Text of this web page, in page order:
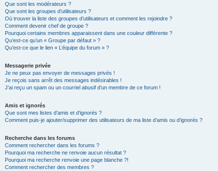
Que sont les modérateurs ?
Que sont les groupes d’utilisateurs ?
Où trouver la liste des groupes d’utilisateurs et comment les rejoindre ?
Comment devenir chef de groupe ?
Pourquoi certains membres apparaissent dans une couleur différente ?
Qu’est-ce qu’un « Groupe par défaut » ?
Qu’est-ce que le lien « L’équipe du forum » ?
Messagerie privée
Je ne peux pas envoyer de messages privés !
Je reçois sans arrêt des messages indésirables !
J’ai reçu un spam ou un courriel abusif d’un membre de ce forum !
Amis et ignorés
Que sont mes listes d’amis et d’ignorés ?
Comment puis-je ajouter/supprimer des utilisateurs de ma liste d’amis ou d’ignorés ?
Recherche dans les forums
Comment rechercher dans les forums ?
Pourquoi ma recherche ne renvoie aucun résultat ?
Pourquoi ma recherche renvoie une page blanche ?!
Comment rechercher des membres ?